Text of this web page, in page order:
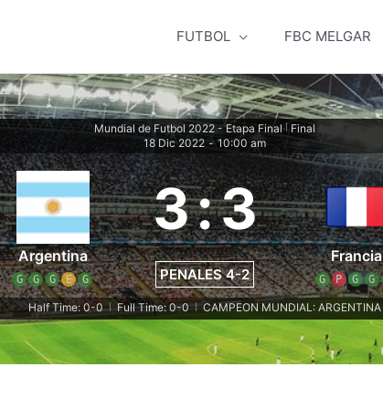
FUTBOL FBC MELGAR
Mundial de Futbol 2022 - Etapa Final
Final
18 Dic 2022 - 10:00 am
Argentina
G G G E G
3:3
PENALES 4-2
Francia
G P G G
Half Time: 0-0 | Full Time: 0-0 | CAMPEON MUNDIAL: ARGENTINA